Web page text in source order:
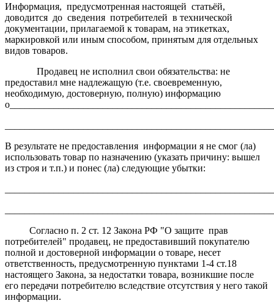
Информация, предусмотренная настоящей статьёй,
доводится до сведения потребителей в технической
документации, прилагаемой к товарам, на этикетках,
маркировкой или иным способом, принятым для отдельных
видов товаров.
Продавец не исполнил свои обязательства: не
предоставил мне надлежащую (т.е. своевременную,
необходимую, достоверную, полную) информацию
В результате не предоставления информации я не смог (ла)
использовать товар по назначению (указать причину: вышел
из строя и т.п.) и понес (ла) следующие убытки:
Согласно п. 2 ст. 12 Закона РФ "О защите прав
потребителей" продавец, не предоставивший покупателю
полной и достоверной информации о товаре, несет
ответственность, предусмотренную пунктами 1-4 ст.18
настоящего Закона, за недостатки товара, возникшие после
его передачи потребителю вследствие отсутствия у него такой
информации.